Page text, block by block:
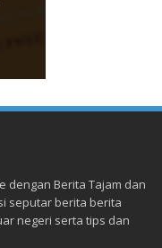
dengan Berita Tajam dan
seputar berita berita
negeri serta tips dan